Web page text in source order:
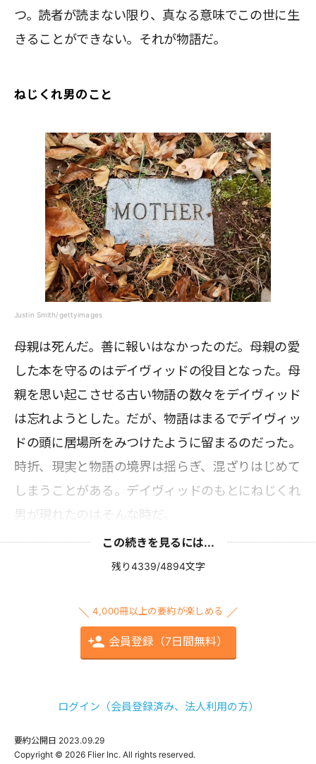
つ。読者が読まない限り、真なる意味でこの世に生
きることができない。それが物語だ。
ねじくれ男のこと
Justin Smith/gettyimages
母親は死んだ。善に報いはなかったのだ。母親の愛
した本を守るのはデイヴィッドの役目となった。母
親を思い起こさせる古い物語の数々をデイヴィッド
は忘れようとした。だが、物語はまるでデイヴィッ
ドの頭に居場所をみつけたように留まるのだった。
時折、現実と物語の境界は揺らぎ、混ざりはじめて
しまうことがある。デイヴィッドのもとにねじくれ
男が現れたのはそんな時だ。
この続きを見るには...
残り4339/4894文字
4,000冊以上の要約が楽しめる
会員登録（7日間無料）
ログイン（会員登録済み、法人利用の方）
要約公開日 2023.09.29